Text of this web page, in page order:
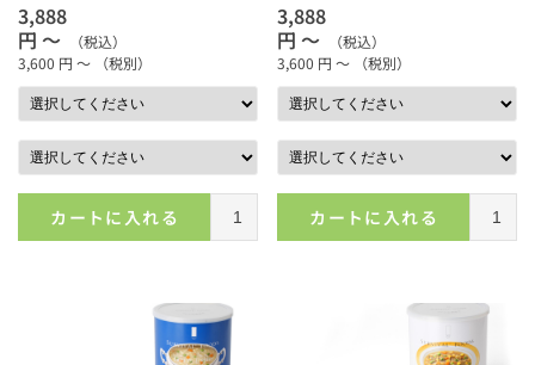
3,888
円 ～
（税込）
3,600 円 ～ （税別）
カートに入れる
3,888
円 ～
（税込）
3,600 円 ～ （税別）
カートに入れる